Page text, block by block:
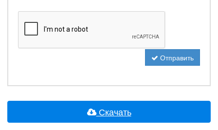
Отправить
Скачать